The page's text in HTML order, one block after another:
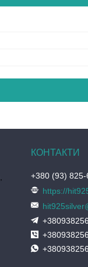
+380 (93) 825-
https://